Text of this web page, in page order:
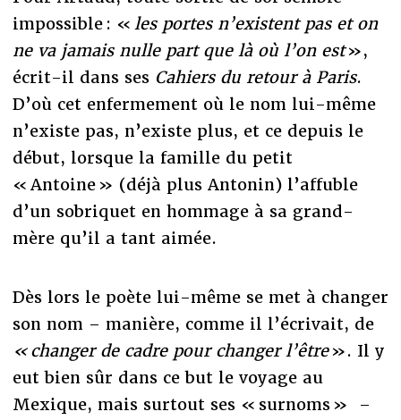
impossible : « les portes n’existent pas et on
ne va jamais nulle part que là où l’on est»,
écrit-il dans ses Cahiers du retour à Paris.
D’où cet enfermement où le nom lui-même
n’existe pas, n’existe plus, et ce depuis le
début, lorsque la famille du petit
« Antoine » (déjà plus Antonin) l’affuble
d’un sobriquet en hommage à sa grand-
mère qu’il a tant aimée.
Dès lors le poète lui-même se met à changer
son nom – manière, comme il l’écrivait, de
« changer de cadre pour changer l’être». Il y
eut bien sûr dans ce but le voyage au
Mexique, mais surtout ses « surnoms » –